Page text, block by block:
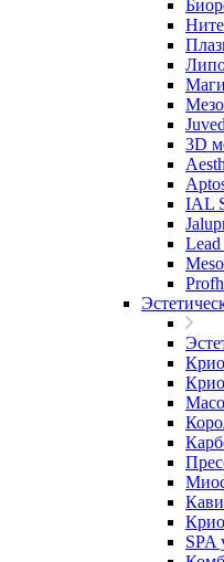
3D
IAL
SPA